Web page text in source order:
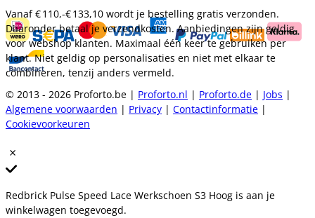
Vanaf€ 110,-€ 133,10 wordt je bestelling gratis verzonden.
Daaronder betaal je verzendkosten. Aanbiedingen zijn geldig
voor webshop klanten. Maximaal één keer te gebruiken per
klant. Niet geldig op personalisaties en niet met elkaar te
combineren, tenzij anders vermeld.
© 2013 - 2026 Proforto.be | Proforto.nl | Proforto.de | Jobs |
Algemene voorwaarden | Privacy | Contactinformatie |
Cookievoorkeuren
Redbrick Pulse Speed Lace Werkschoen S3 Hoog is aan je
winkelwagen toegevoegd.